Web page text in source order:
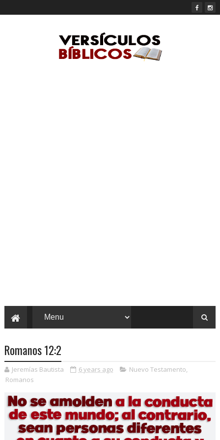
Romanos 12:2
Jeremías Bautista 6 years ago Nuevo Testamento,
Romanos